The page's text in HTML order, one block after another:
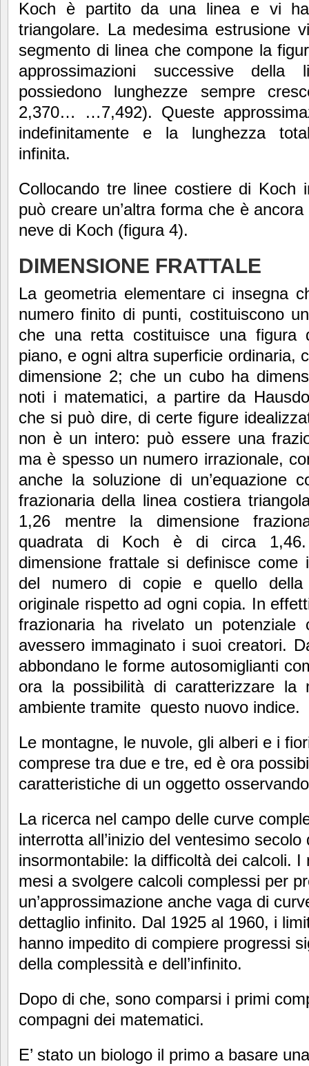
Koch è partito da una linea e vi ha
triangolare. La medesima estrusione
segmento di linea che compone la
approssimazioni successive
possiedono lunghezze sempre
2,370… …7,492). Queste
indefinitamente e la lunghezza
infinita.
Collocando tre linee costiere di Koch
può creare un’altra forma che è
neve di Koch (figura 4).
DIMENSIONE FRATTALE
La geometria elementare ci insegna
numero finito di punti, costituiscono
che una retta costituisce una figura
piano, e ogni altra superficie ordinaria,
dimensione 2; che un cubo ha
noti i matematici, a partire da
che si può dire, di certe figure
non è un intero: può essere una
ma è spesso un numero irrazionale,
anche la soluzione di un’equazione
frazionaria della linea costiera
1,26 mentre la dimensione
quadrata di Koch è di circa 1,46.
dimensione frattale si definisce
del numero di copie e quello della
originale rispetto ad ogni copia. In
frazionaria ha rivelato un
avessero immaginato i suoi creatori.
abbondano le forme autosomiglianti
ora la possibilità di caratterizzare la
ambiente tramite questo nuovo indice.
Le montagne, le nuvole, gli alberi e i
comprese tra due e tre, ed è ora
caratteristiche di un oggetto
La ricerca nel campo delle curve
interrotta all’inizio del ventesimo
insormontabile: la difficoltà dei calcoli.
mesi a svolgere calcoli complessi per
un’approssimazione anche vaga di
dettaglio infinito. Dal 1925 al 1960, i
hanno impedito di compiere progressi
della complessità e dell’infinito.
Dopo di che, sono comparsi i primi
compagni dei matematici.
E’ stato un biologo il primo a basare